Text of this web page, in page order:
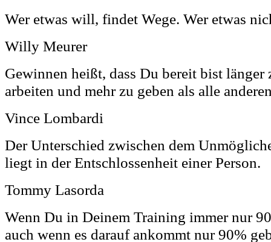
Wer etwas will, findet Wege. Wer etwas
Willy Meurer
Gewinnen heißt, dass Du bereit bist länger
arbeiten und mehr zu geben als alle
Vince Lombardi
Der Unterschied zwischen dem
liegt in der Entschlossenheit einer Person.
Tommy Lasorda
Wenn Du in Deinem Training immer nur
auch wenn es darauf ankommt nur 90%